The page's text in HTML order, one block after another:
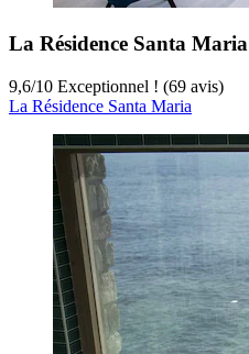
La Résidence Santa Maria
9,6/10 Exceptionnel ! (69 avis)
La Résidence Santa Maria